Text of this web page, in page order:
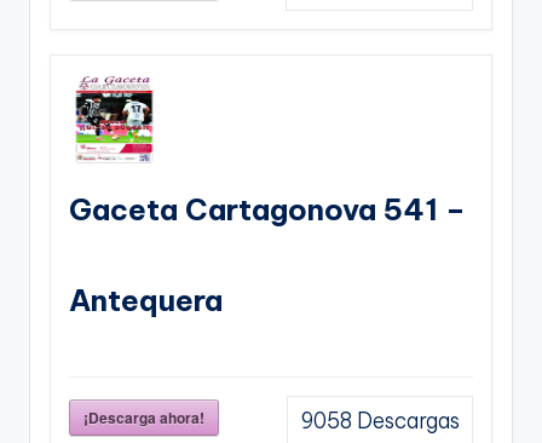
Gaceta Cartagonova 541 –
Antequera
¡Descarga ahora! 9058 Descargas